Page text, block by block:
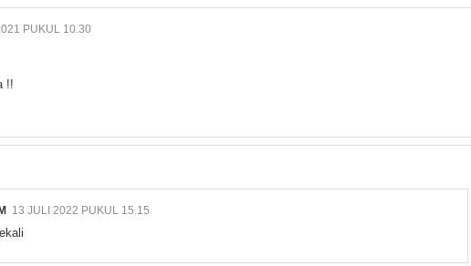
PUKUL 10.30
!!
13 JULI 2022 PUKUL 15.15